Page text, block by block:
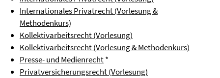
Internationales Privatrecht (Vorlesung &
Methodenkurs)
Kollektivarbeitsrecht (Vorlesung)
Kollektivarbeitsrecht (Vorlesung & Methodenkurs)
Presse- und Medienrecht*
Privatversicherungsrecht (Vorlesung)